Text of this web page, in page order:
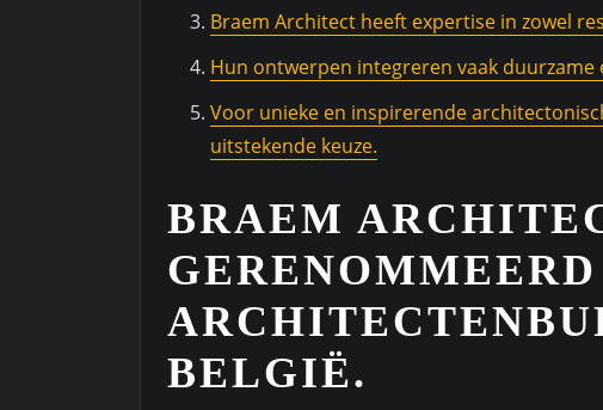
Braem Architect heeft expertise in zowel
Hun ontwerpen integreren vaak
Voor unieke en inspirerende
uitstekende keuze.
BRAEM
GERENOMMEERD
BELGIË.